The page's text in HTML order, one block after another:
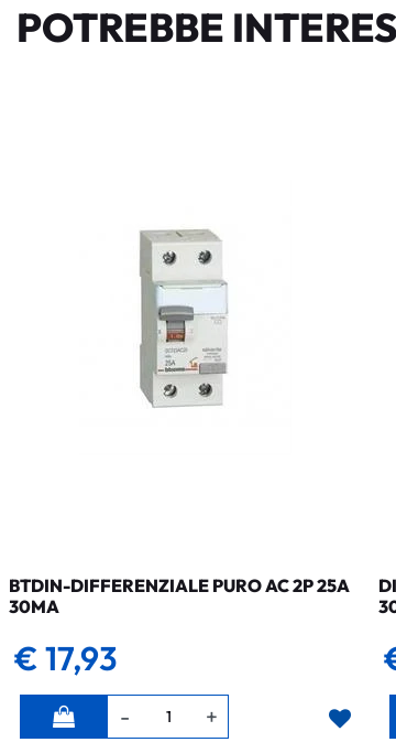
POTREBBE
BTDIN-DIFFERENZIALE PURO AC 2P 25A
30MA
€ 17,93
Quantità